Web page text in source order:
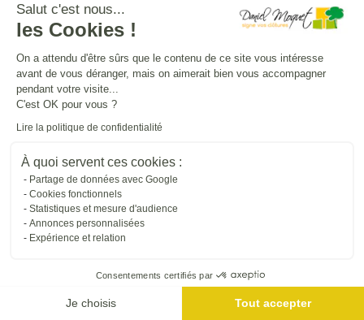
Salut c'est nous...
les Cookies !
On a attendu d'être sûrs que le contenu de ce site vous intéresse
avant de vous déranger, mais on aimerait bien vous accompagner
pendant votre visite...
C'est OK pour vous ?
Lire la politique de confidentialité
À quoi servent ces cookies :
Partage de données avec Google
Cookies fonctionnels
Statistiques et mesure d'audience
Annonces personnalisées
Expérience et relation
Consentements certifiés par
Je choisis Tout accepter
APPEL GRATUIT DEPUIS UN POSTE FIXE
DANIEL MOQUET CLÔTURES
L'UNIVERS DANIEL MOQUET
Tous nos sites internet